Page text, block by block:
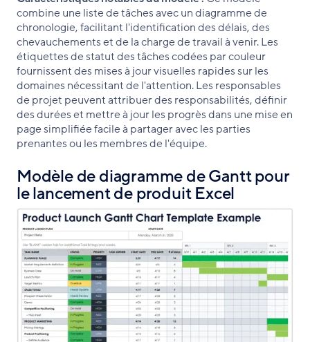
combine une liste de tâches avec un diagramme de
chronologie, facilitant l'identification des délais, des
chevauchements et de la charge de travail à venir. Les
étiquettes de statut des tâches codées par couleur
fournissent des mises à jour visuelles rapides sur les
domaines nécessitant de l'attention. Les responsables
de projet peuvent attribuer des responsabilités, définir
des durées et mettre à jour les progrès dans une mise en
page simplifiée facile à partager avec les parties
prenantes ou les membres de l'équipe.
Modèle de diagramme de Gantt pour
le lancement de produit Excel